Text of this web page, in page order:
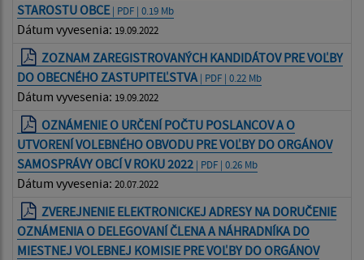
STAROSTU OBCE| PDF | 0.19 Mb
Dátum vyvesenia: 19.09.2022
ZOZNAM ZAREGISTROVANÝCH KANDIDÁTOV PRE VOĽBY
DO OBECNÉHO ZASTUPITEĽSTVA| PDF | 0.22 Mb
Dátum vyvesenia: 19.09.2022
OZNÁMENIE O URČENÍ POČTU POSLANCOV A O
UTVORENÍ VOLEBNÉHO OBVODU PRE VOĽBY DO ORGÁNOV
SAMOSPRÁVY OBCÍ V ROKU 2022 | PDF | 0.26 Mb
Dátum vyvesenia: 20.07.2022
ZVEREJNENIE ELEKTRONICKEJ ADRESY NA DORUČENIE
OZNÁMENIA O DELEGOVANÍ ČLENA A NÁHRADNÍKA DO
MIESTNEJ VOLEBNEJ KOMISIE PRE VOĽBY DO ORGÁNOV